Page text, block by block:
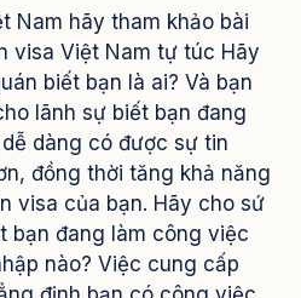
Nam hãy tham khảo bài
visa Việt Nam tự túc Hãy
biết bạn là ai? Và bạn
lãnh sự biết bạn đang
dàng có được sự tin
đồng thời tăng khả năng
visa của bạn. Hãy cho sứ
bạn đang làm công việc
nào? Việc cung cấp